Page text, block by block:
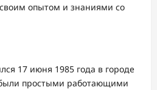
опытом и знаниями со
17 июня 1985 года в городе
простыми работающими